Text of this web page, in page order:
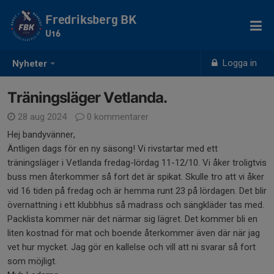
Nyheter Logga in
Fredriksberg BK
U16
Träningsläger Vetlanda.
28 aug 2024
0 kommentarer
Hej bandyvänner,
Äntligen dags för en ny säsong! Vi rivstartar med ett
träningsläger i Vetlanda fredag-lördag 11-12/10. Vi åker troligtvis
buss men återkommer så fort det är spikat. Skulle tro att vi åker
vid 16 tiden på fredag och är hemma runt 23 på lördagen. Det blir
övernattning i ett klubbhus så madrass och sängkläder tas med.
Packlista kommer när det närmar sig lägret. Det kommer bli en
liten kostnad för mat och boende återkommer även där när jag
vet hur mycket. Jag gör en kallelse och vill att ni svarar så fort
som möjligt.